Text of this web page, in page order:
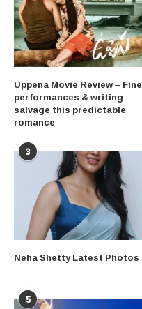
Uppena Movie Review – Fine
performances & writing
salvage this predictable
romance
3
Neha Shetty Latest Photos
5